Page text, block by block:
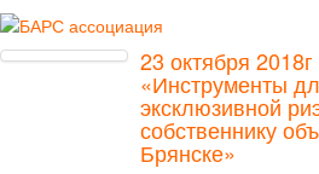
23 октября
«Инструменты
эксклюзивной
собственнику
Брянске»